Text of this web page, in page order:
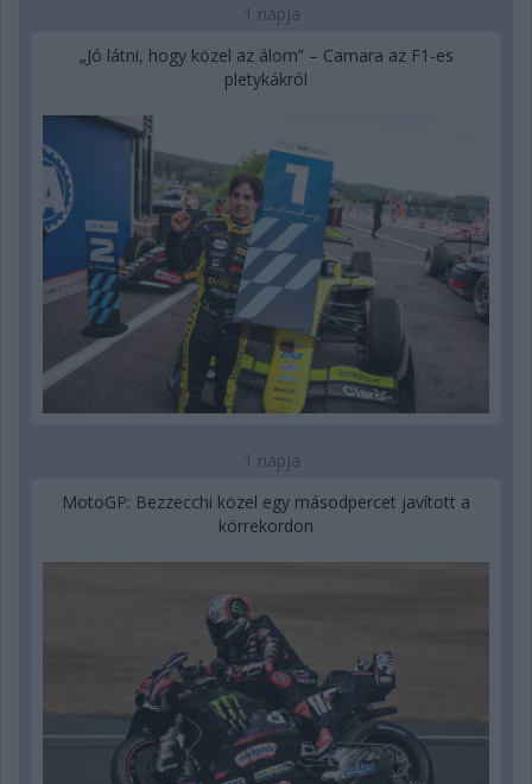
1 napja
„Jó látni, hogy közel az álom” – Camara az F1-es
pletykákról
1 napja
MotoGP: Bezzecchi közel egy másodpercet javított a
körrekordon